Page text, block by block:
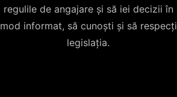
regulile de angajare și să iei decizii în
mod informat, să cunoști și să respecți
legislația.